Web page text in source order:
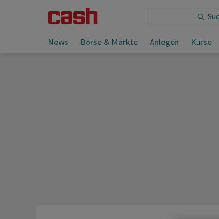
News Börse & Märkte Anlegen Kurse
Sie lesen: